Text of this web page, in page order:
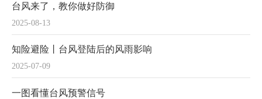
2025-08-13
台风来了，教你做好防御
2025-07-09
知险避险丨台风登陆后的风雨影响
一图看懂台风预警信号